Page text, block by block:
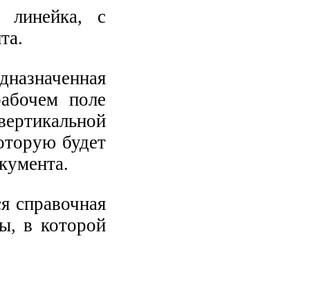
линейка, с
поле
будет
справочная
в которой